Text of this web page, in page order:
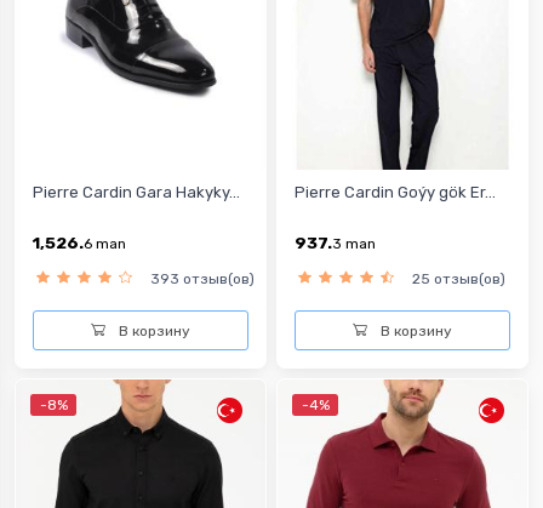
Pierre Cardin Gara Hakyky...
1,526.6 man
393 отзыв(ов)
В корзину
Pierre Cardin Goýy gök Er...
937.3 man
25 отзыв(ов)
В корзину
-8% -4%